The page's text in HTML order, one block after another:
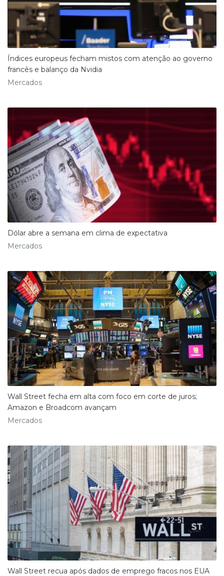
Índices europeus fecham mistos com atenção ao governo
francês e balanço da Nvidia
Mercados
Dólar abre a semana em clima de expectativa
Mercados
Wall Street fecha em alta com foco em corte de juros;
Amazon e Broadcom avançam
Mercados
Wall Street recua após dados de emprego fracos nos EUA